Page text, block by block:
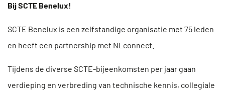
Bij SCTE Benelux!
SCTE Benelux is een zelfstandige organisatie met 75 leden
en heeft een partnership met NLconnect.
Tijdens de diverse SCTE-bijeenkomsten per jaar gaan
verdieping en verbreding van technische kennis, collegiale